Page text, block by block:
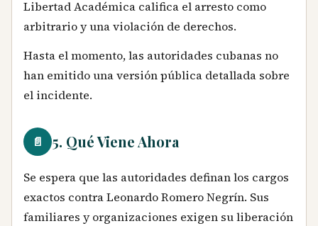
Libertad Académica califica el arresto como
arbitrario y una violación de derechos.
Hasta el momento, las autoridades cubanas no
han emitido una versión pública detallada sobre
el incidente.
📄 5. Qué Viene Ahora
Se espera que las autoridades definan los cargos
exactos contra Leonardo Romero Negrín. Sus
familiares y organizaciones exigen su liberación